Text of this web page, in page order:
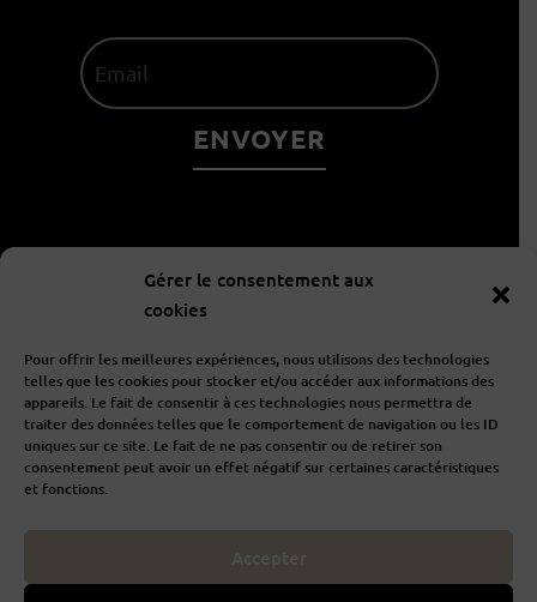
Gérer le consentement aux
cookies
Pour offrir les meilleures expériences, nous utilisons des technologies
telles que les cookies pour stocker et/ou accéder aux informations des
appareils. Le fait de consentir à ces technologies nous permettra de
traiter des données telles que le comportement de navigation ou les ID
uniques sur ce site. Le fait de ne pas consentir ou de retirer son
consentement peut avoir un effet négatif sur certaines caractéristiques
et fonctions.
À propos
Informations
Aide
a n